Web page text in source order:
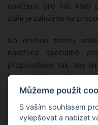
navržena pro lidi, kteří
stále je založena na
Na druhou stranu
navržena speciálně
přizpůsobeny tak, aby
lidí s většími velikostmi.
prostor v oblasti prsou
sedět mnohem lépe
pohodlněji.
Můžeme použít
S vaším souhlasem
vylepšovat a nabízet